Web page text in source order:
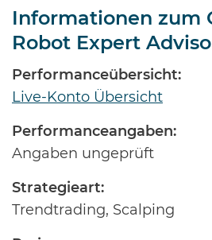
Informationen zum
Robot Expert
Performanceübersicht:
Live-Konto Übersicht
Performanceangaben:
Angaben ungeprüft
Strategieart:
Trendtrading, Scalping